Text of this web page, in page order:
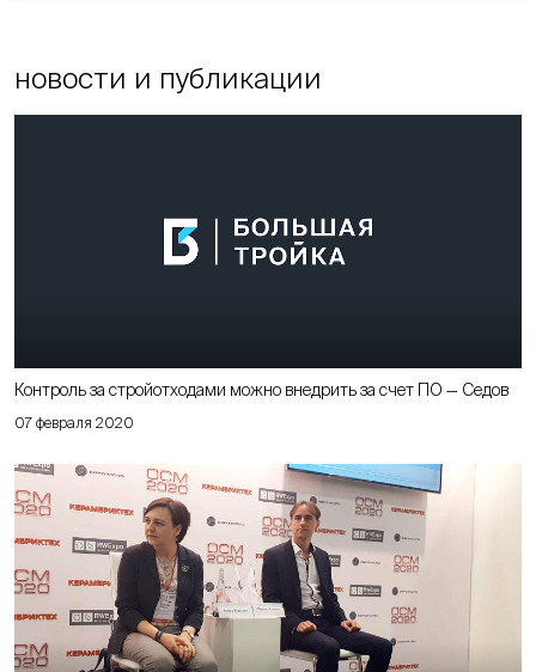
новости и публикации
07 февраля 2020
Контроль за стройотходами можно внедрить за счет ПО — Седов